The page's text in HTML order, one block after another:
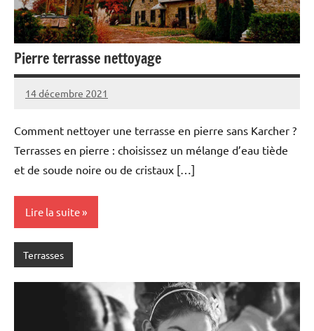
Pierre terrasse nettoyage
14 décembre 2021
Comment nettoyer une terrasse en pierre sans Karcher ?
Terrasses en pierre : choisissez un mélange d’eau tiède
et de soude noire ou de cristaux […]
Lire la suite
Terrasses